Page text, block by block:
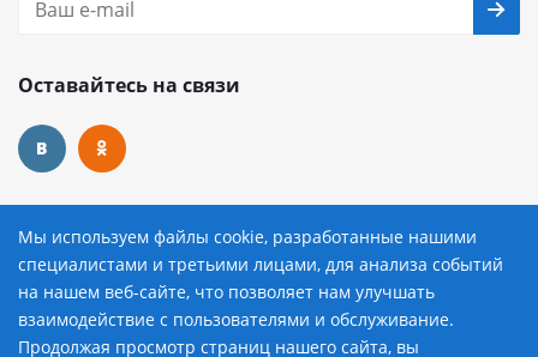
Оставайтесь на связи
Наши контакты
8 (800) 222-72-84
avtopilot@avtopilot-ekat.ru
Мы используем файлы cookie, разработанные нашими
специалистами и третьими лицами, для анализа событий
на нашем веб-сайте, что позволяет нам улучшать
взаимодействие с пользователями и обслуживание.
Продолжая просмотр страниц нашего сайта, вы